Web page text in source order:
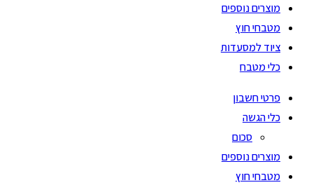
מוצרים נוספים
מטבחי חוץ
ציוד למסעדות
כלי מטבח
פרטי חשבון
כלי הגשה
סכום
מוצרים נוספים
מטבחי חוץ